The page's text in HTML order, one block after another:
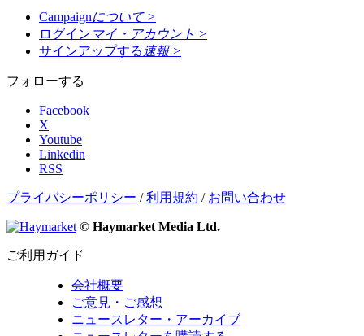
Campaignについて >
ログイン マイ・アカウント >
サインアップする 速報 >
フォローする
Facebook
X
Youtube
Linkedin
RSS
プライバシーポリシー /利用規約 / お問い合わせ
© Haymarket Media Ltd.
ご利用ガイド
会社概要
ご意見・ご感想
ニュースレター・アーカイブ